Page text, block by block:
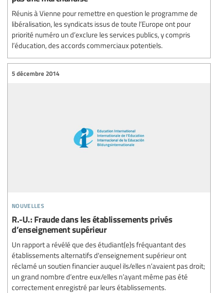
Réunis à Vienne pour remettre en question le programme de
libéralisation, les syndicats issus de toute l’Europe ont pour
priorité numéro un d’exclure les services publics, y compris
l’éducation, des accords commerciaux potentiels.
nouvelles
5 décembre 2014
R.-U.: Fraude dans les établissements privés
d’enseignement supérieur
Un rapport a révélé que des étudiant(e)s fréquantant des
établissements alternatifs d'enseignement supérieur ont
réclamé un soutien financier auquel ils/elles n’avaient pas droit;
un grand nombre d’entre eux/elles n’ayant même pas été
correctement enregistré par leurs établissements.